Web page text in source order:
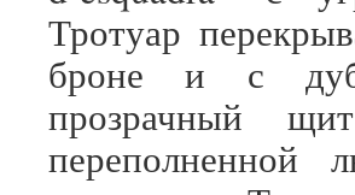
Тротуар
броне и с
прозрачный